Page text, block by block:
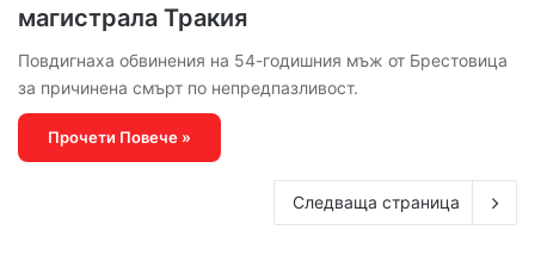
магистрала Тракия
Повдигнаха обвинения на 54-годишния мъж от Брестовица
за причинена смърт по непредпазливост.
Прочети Повече »
Следваща страница